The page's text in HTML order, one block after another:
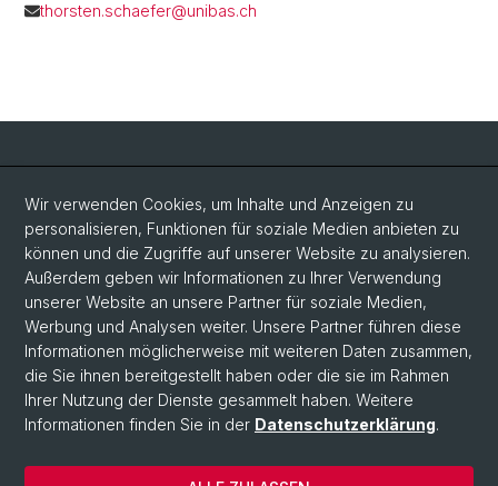
thorsten.schaefer@unibas.ch
Social Media
LinkedIn
Bluesky
Vimeo
© Universität Basel
Wir verwenden Cookies, um Inhalte und Anzeigen zu
personalisieren, Funktionen für soziale Medien anbieten zu
können und die Zugriffe auf unserer Website zu analysieren.
Außerdem geben wir Informationen zu Ihrer Verwendung
unserer Website an unsere Partner für soziale Medien,
Werbung und Analysen weiter. Unsere Partner führen diese
Informationen möglicherweise mit weiteren Daten zusammen,
die Sie ihnen bereitgestellt haben oder die sie im Rahmen
Ihrer Nutzung der Dienste gesammelt haben. Weitere
Informationen finden Sie in der Datenschutzerklärung.